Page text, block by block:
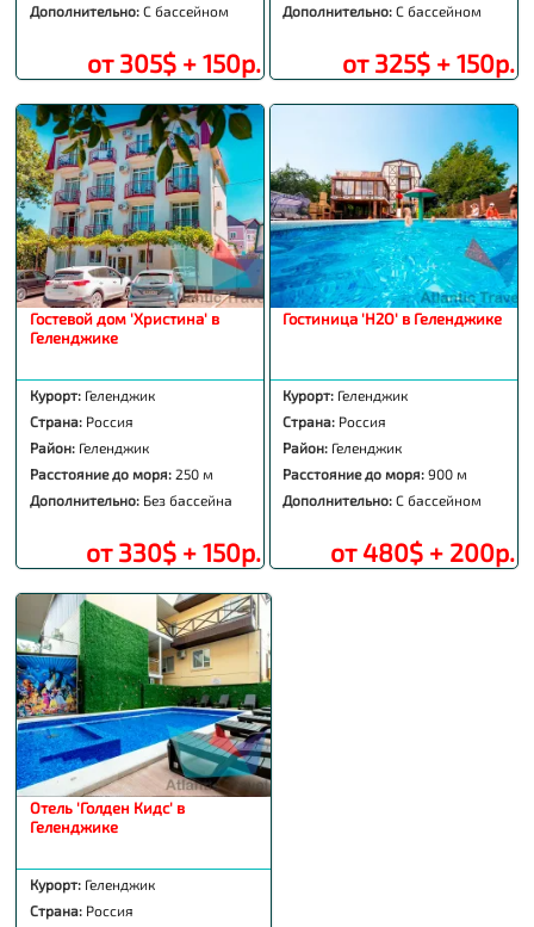
Дополнительно: С бассейном
от 305$ + 150р.
Дополнительно:С бассейном
от 325$ + 150р.
Гостевой дом 'Христина' в
Геленджике
Курорт: Геленджик
Страна: Россия
Район: Геленджик
Расстояние до моря: 250 м
Дополнительно: Без бассейна
от 330$ + 150р.
Гостиница 'H2O' в Геленджике
Курорт: Геленджик
Страна: Россия
Район: Геленджик
Расстояние до моря:900 м
Дополнительно:С бассейном
от 480$ + 200р.
Отель 'Голден Кидс' в
Геленджике
Курорт: Геленджик
Страна: Россия